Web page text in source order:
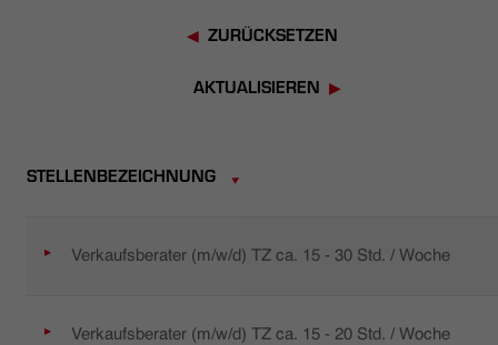
ZURÜCKSETZEN
AKTUALISIEREN
STELLENBEZEICHNUNG
Verkaufsberater (m/w/d) TZ ca. 15 - 30 Std. / Woche
Verkaufsberater (m/w/d) TZ ca. 15 - 20 Std. / Woche